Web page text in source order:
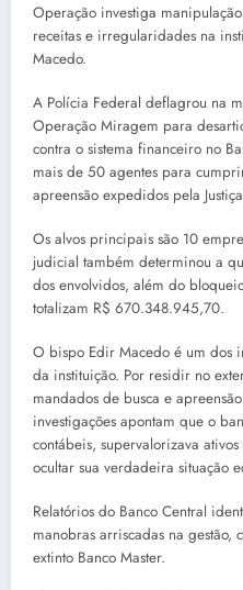
Operação investiga
receitas e irregularidades na
Macedo.
A Polícia Federal deflagrou na
Operação Miragem para
contra o sistema financeiro no
mais de 50 agentes para
apreensão expedidos pela
Os alvos principais são 10
judicial também determinou a
dos envolvidos, além do
totalizam R$ 670.348.945,70.
O bispo Edir Macedo é um dos
da instituição. Por residir no
mandados de busca e
investigações apontam que o
contábeis, supervalorizava
ocultar sua verdadeira situação
Relatórios do Banco Central
manobras arriscadas na gestão,
extinto Banco Master.